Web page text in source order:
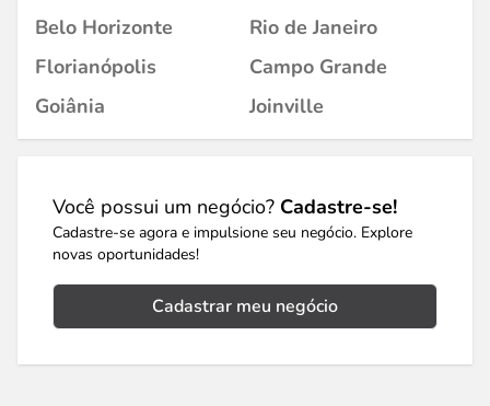
Belo Horizonte
Rio de Janeiro
Florianópolis
Campo Grande
Goiânia
Joinville
Você possui um negócio? Cadastre-se!
Cadastre-se agora e impulsione seu negócio. Explore
novas oportunidades!
Cadastrar meu negócio